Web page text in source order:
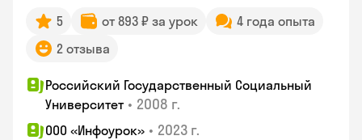
5 от 893 ₽ за урок
4 года опыта
2 отзыва
Российский Государственный Социальный
Университет • 2008 г.
ООО «Инфоурок» • 2023 г.